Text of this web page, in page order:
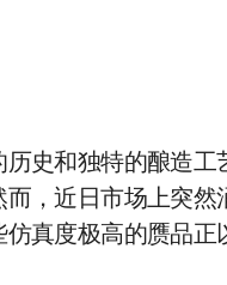
史和独特的酿造
，近日市场上突然
真度极高的赝品